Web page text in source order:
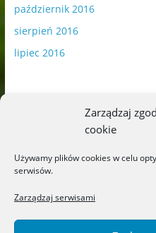
Zarządzaj
cookie
Używamy plików cookies w celu
serwisów.
Zarządzaj serwisami
październik 2016
sierpień 2016
lipiec 2016